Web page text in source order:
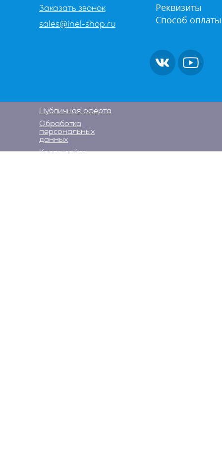
Заказать звонок
sales@inel-shop.ru
Реквизиты
Способ оплаты
Публичная оферта
Обработка
персональных
данных
Карта сайта